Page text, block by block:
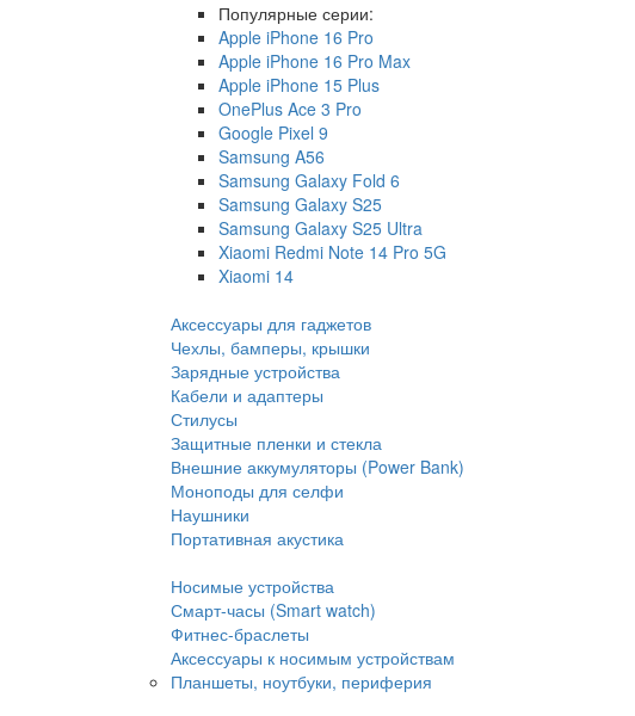
Популярные серии:
Apple iPhone 16 Pro
Apple iPhone 16 Pro Max
Apple iPhone 15 Plus
OnePlus Ace 3 Pro
Google Pixel 9
Samsung A56
Samsung Galaxy Fold 6
Samsung Galaxy S25
Samsung Galaxy S25 Ultra
Xiaomi Redmi Note 14 Pro 5G
Xiaomi 14
Аксессуары для гаджетов
Чехлы, бамперы, крышки
Зарядные устройства
Кабели и адаптеры
Стилусы
Защитные пленки и стекла
Внешние аккумуляторы (Power Bank)
Моноподы для селфи
Наушники
Портативная акустика
Носимые устройства
Смарт-часы (Smart watch)
Фитнес-браслеты
Аксессуары к носимым устройствам
Планшеты, ноутбуки, периферия